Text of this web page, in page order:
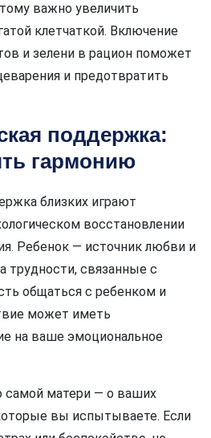
важно увеличить
клетчаткой. Включение
и зелени в рацион поможет
и предотвратить
поддержка:
гармонию
близких играют
восстановлении
Ребенок — источник любви и
трудности, связанные с
общаться с ребенком и
может иметь
на ваше эмоциональное
самой матери — о ваших
вы испытываете. Если